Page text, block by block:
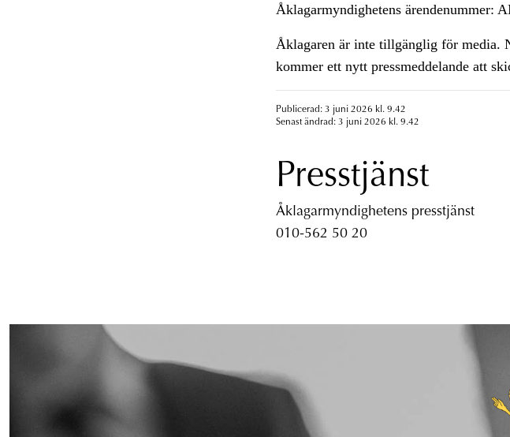
Åklagarmyndighetens ärendenummer:
Åklagaren är inte tillgänglig för media.
kommer ett nytt pressmeddelande att
Publicerad: 3 juni 2026 kl. 9.42
Senast ändrad: 3 juni 2026 kl. 9.42
Presstjänst
Åklagarmyndighetens presstjänst
010-562 50 20